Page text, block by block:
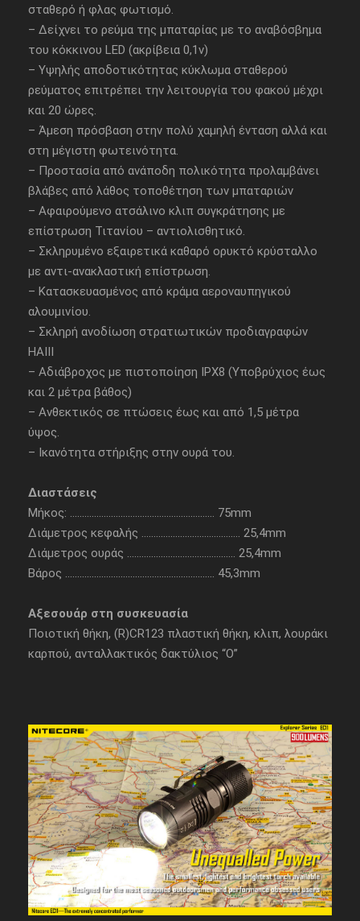
σταθερό ή φλας φωτισμό.
– Δείχνει το ρεύμα της μπαταρίας με το αναβόσβημα
του κόκκινου LED (ακρίβεια 0,1v)
– Υψηλής αποδοτικότητας κύκλωμα σταθερού
ρεύματος επιτρέπει την λειτουργία του φακού μέχρι
και 20 ώρες.
– Άμεση πρόσβαση στην πολύ χαμηλή ένταση αλλά και
στη μέγιστη φωτεινότητα.
– Προστασία από ανάποδη πολικότητα προλαμβάνει
βλάβες από λάθος τοποθέτηση των μπαταριών
– Αφαιρούμενο ατσάλινο κλιπ συγκράτησης με
επίστρωση Τιτανίου – αντιολισθητικό.
– Σκληρυμένο εξαιρετικά καθαρό ορυκτό κρύσταλλο
με αντι-ανακλαστική επίστρωση.
– Κατασκευασμένος από κράμα αεροναυπηγικού
αλουμινίου.
– Σκληρή ανοδίωση στρατιωτικών προδιαγραφών
HAIII
– Αδιάβροχος με πιστοποίηση IPX8 (Υποβρύχιος έως
και 2 μέτρα βάθος)
– Ανθεκτικός σε πτώσεις έως και από 1,5 μέτρα
ύψος.
– Ικανότητα στήριξης στην ουρά του.
Διαστάσεις
Μήκος: …………………………………………………… 75mm
Διάμετρος κεφαλής ………………………………….. 25,4mm
Διάμετρος ουράς ……………………………………… 25,4mm
Βάρος …………………………………………………….. 45,3mm
Αξεσουάρ στη συσκευασία
Ποιοτική θήκη, (R)CR123 πλαστική θήκη, κλιπ, λουράκι
καρπού, ανταλλακτικός δακτύλιος “Ο”